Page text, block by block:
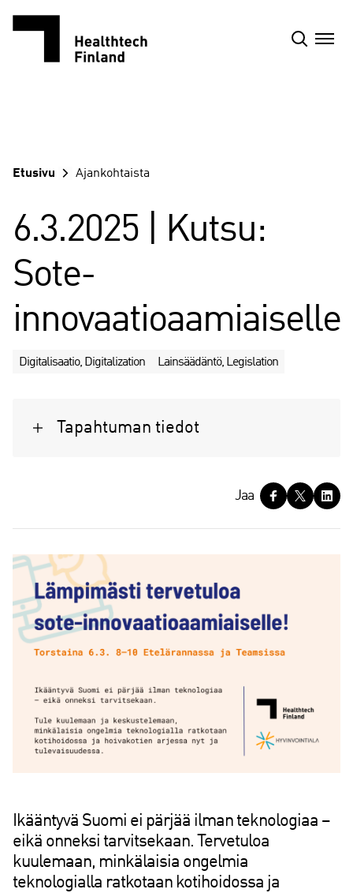
Etusivu Ajankohtaista
6.3.2025 | Kutsu:
Sote-
innovaatioaamiaiselle
Digitalisaatio, Digitalization Lainsäädäntö, Legislation
Tapahtuman tiedot
a
Jaa
Ikääntyvä Suomi ei pärjää ilman teknologiaa –
eikä onneksi tarvitsekaan. Tervetuloa
kuulemaan, minkälaisia ongelmia
teknologialla ratkotaan kotihoidossa ja